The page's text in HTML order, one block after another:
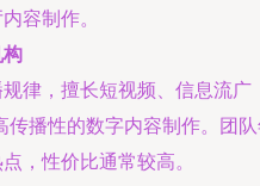
容制作。
构
规律，擅长短视频、信息流广
播性的数字内容制作。团
，性价比通常较高。